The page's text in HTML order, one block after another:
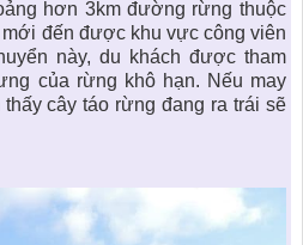
hơn 3km đường rừng thuộc
đến được khu vực công viên
này, du khách được tham
của rừng khô hạn. Nếu may
cây táo rừng đang ra trái sẽ